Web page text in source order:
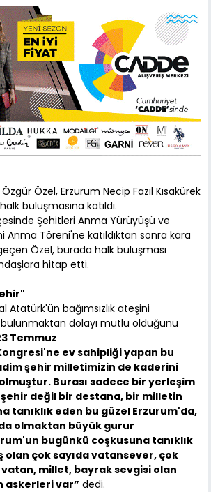
Özel, Erzurum Necip Fazıl Kısakürek
buluşmasına katıldı.
Şehitleri Anma Yürüyüşü ve
Anma Töreni'ne katıldıktan sonra kara
Özel, burada halk buluşması
hitap etti.
Atatürk'ün bağımsızlık ateşini
bulunmaktan dolayı mutlu olduğunu
Temmuz
ev sahipliği yapan bu
şehir milletimizin de kaderini
Burası sadece bir yerleşim
değil bir destana, bir milletin
tanıklık eden bu güzel Erzurum'da,
olmaktan büyük gurur
bugünkü coşkusuna tanıklık
olan çok sayıda vatansever, çok
millet, bayrak sevgisi olan
askerleri var” dedi.